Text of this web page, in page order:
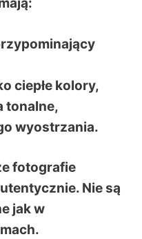
ciepłe kolory,
tonalne,
wyostrzania.
fotografie
Nie są
jak w